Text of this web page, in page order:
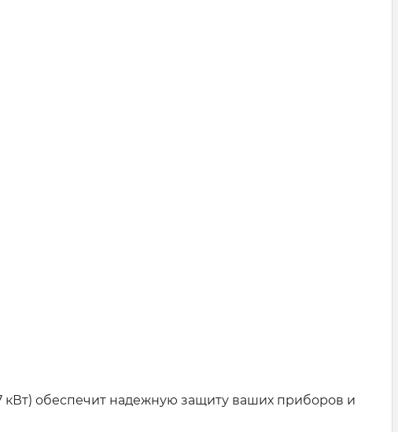
обеспечит надежную защиту ваших приборов и